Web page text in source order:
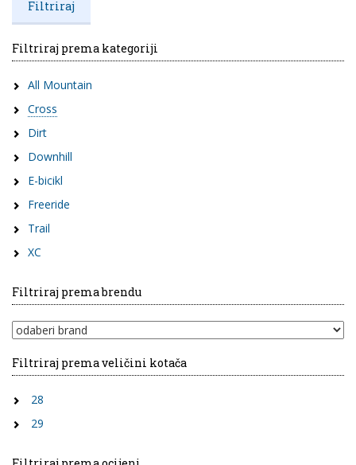
Filtriraj prema kategoriji
All Mountain
Cross
Dirt
Downhill
E-bicikl
Freeride
Trail
XC
Filtriraj prema brendu
Filtriraj prema veličini kotača
28
29